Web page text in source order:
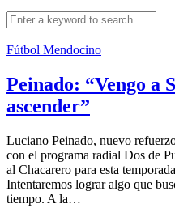
Fútbol Mendocino
Peinado: “Vengo a
ascender”
Luciano Peinado, nuevo
con el programa radial Dos de
al Chacarero para esta
Intentaremos lograr algo que
tiempo. A la…